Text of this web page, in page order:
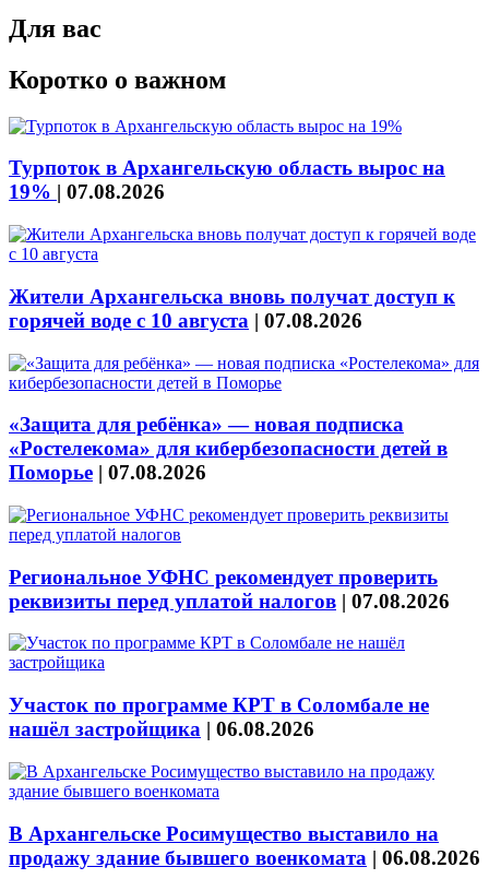
Для вас
Коротко о важном
Турпоток в Архангельскую область вырос на
19% | 07.08.2026
Жители Архангельска вновь получат доступ к
горячей воде с 10 августа | 07.08.2026
«Защита для ребёнка» — новая подписка
«Ростелекома» для кибербезопасности детей в
Поморье | 07.08.2026
Региональное УФНС рекомендует проверить
реквизиты перед уплатой налогов | 07.08.2026
Участок по программе КРТ в Соломбале не
нашёл застройщика | 06.08.2026
В Архангельске Росимущество выставило на
продажу здание бывшего военкомата | 06.08.2026